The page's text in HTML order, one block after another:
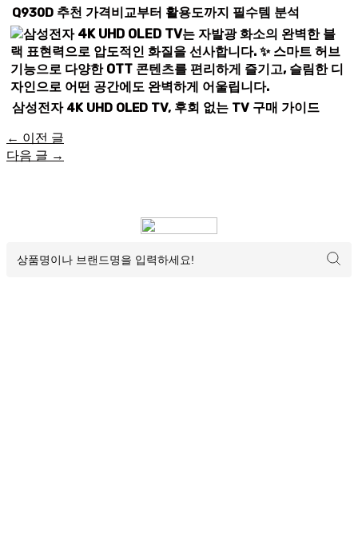
Q930D 추천 가격비교부터 활용도까지 필수템 분석
삼성전자 4K UHD OLED TV, 후회 없는 TV 구매 가이드
← 이전 글
다음 글 →